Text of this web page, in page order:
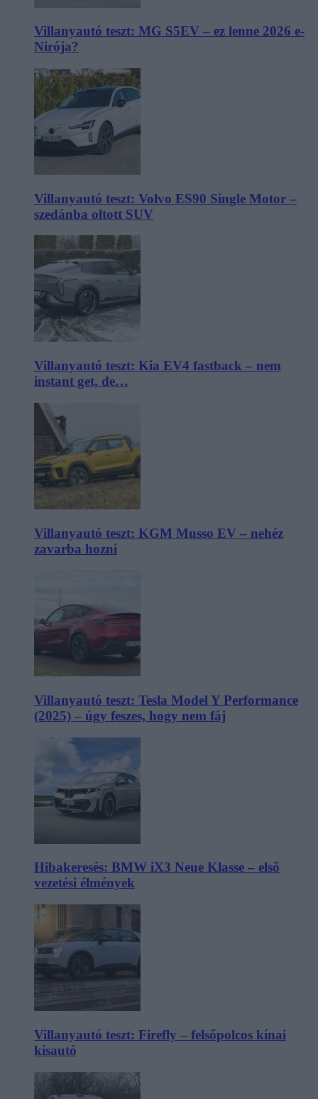
Villanyautó teszt: MG S5EV – ez lenne 2026 e-
Nirója?
Villanyautó teszt: Volvo ES90 Single Motor –
szedánba oltott SUV
Villanyautó teszt: Kia EV4 fastback – nem
instant get, de…
Villanyautó teszt: KGM Musso EV – nehéz
zavarba hozni
Villanyautó teszt: Tesla Model Y Performance
(2025) – úgy feszes, hogy nem fáj
Hibakeresés: BMW iX3 Neue Klasse – első
vezetési élmények
Villanyautó teszt: Firefly – felsőpolcos kínai
kisautó